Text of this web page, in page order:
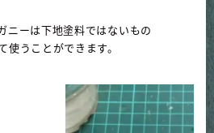
ニーは下地塗料ではないもの
使うことができます。